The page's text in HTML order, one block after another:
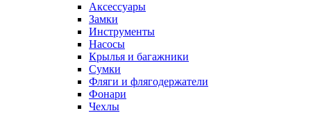
Аксессуары
Замки
Инструменты
Насосы
Крылья и багажники
Сумки
Фляги и флягодержатели
Фонари
Чехлы